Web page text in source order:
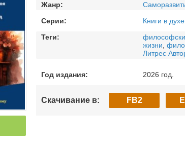
Жанр:
Серии:
Книги в
Теги:
жизни
Литрес
Год издания: 2026 год.
Скачивание в: FB2